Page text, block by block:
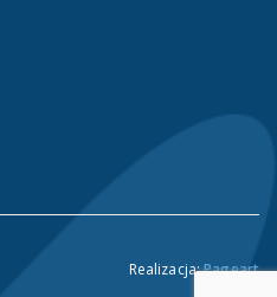
Realizacja:Pageart